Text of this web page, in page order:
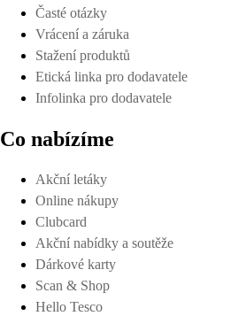
Časté otázky
Vrácení a záruka
Stažení produktů
Etická linka pro dodavatele
Infolinka pro dodavatele
Co nabízíme
Akční letáky
Online nákupy
Clubcard
Akční nabídky a soutěže
Dárkové karty
Scan & Shop
Hello Tesco